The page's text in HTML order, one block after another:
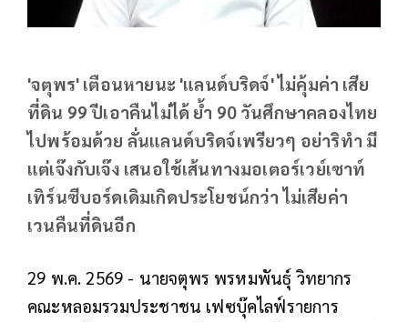
'จตุพร' เตือนหายนะ 'แลนด์บริดจ์' ไม่คุ้มค่า เสีย
ที่ดิน 99 ปีเอาคืนไม่ได้ ย้ำ 90 วันศึกษาคลองไทย
ไปพร้อมด้วย ลั่นแลนด์บริดจ์เพรียวๆ อย่าริทำ มี
แต่เจ๊งกับเจ๊ง เสนอใช้เส้นทางมอเตอร์เวย์เซาท์
เทิร์นซีบอร์ดเดิมเกิดประโยชน์กว่า ไม่เสียค่า
เวนคืนที่ดินอีก
29 พ.ค. 2569 - นายจตุพร พรหมพันธุ์ วิทยากร
คณะหลอมรวมประชาชน เฟซบุ๊คไลฟ์รายการ